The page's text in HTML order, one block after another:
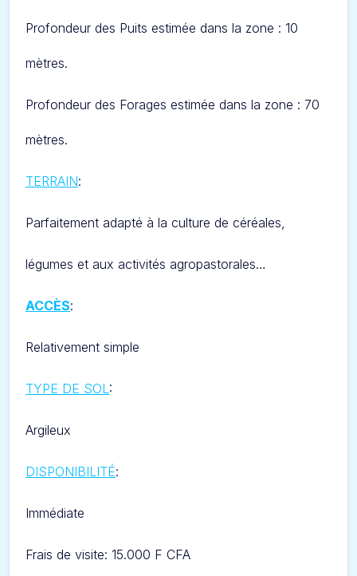
Profondeur des Puits estimée dans la zone : 10
mètres.
Profondeur des Forages estimée dans la zone : 70
mètres.
TERRAIN:
Parfaitement adapté à la culture de céréales,
légumes et aux activités agropastorales…
ACCÈS:
Relativement simple
TYPE DE SOL:
Argileux
DISPONIBILITÉ:
Immédiate
Frais de visite: 15.000 F CFA